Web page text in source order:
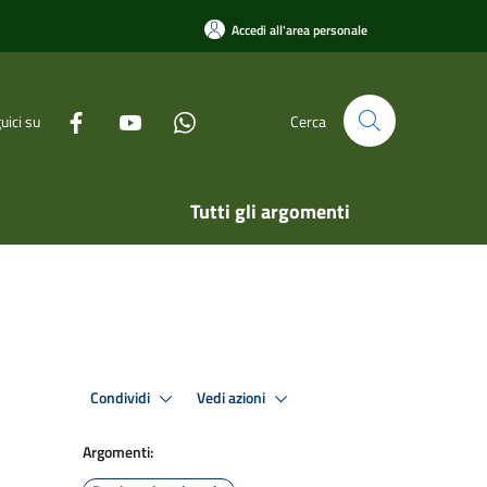
Accedi all'area personale
su Cerca
Tutti gli argomenti
Condividi Vedi azioni
Argomenti: